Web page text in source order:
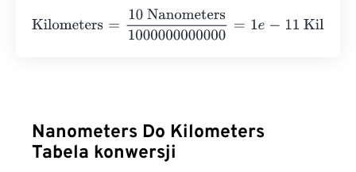
Kilometers
10 Nanometers1000000000000 = e-11
Nanometers Do Kilometers
Tabela konwersji